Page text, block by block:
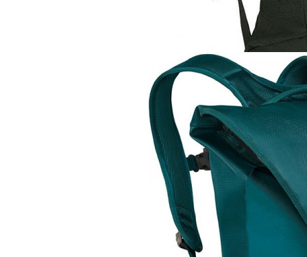
Рюкзак
Osprey Kestrel 58
21 700 руб